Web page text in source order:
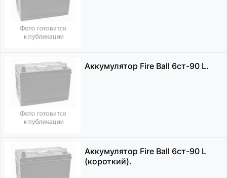
Аккумулятор Fire Ball 6ст-90 L.
Аккумулятор Fire Ball 6ст-90 L
(короткий).